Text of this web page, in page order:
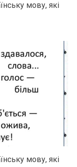
мову, які
мову, які